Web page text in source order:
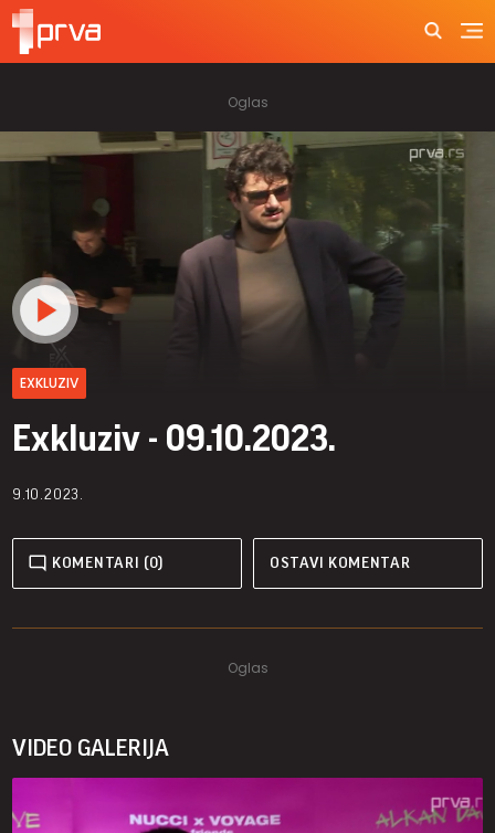
EXKLUZIV
Exkluziv - 09.10.2023.
9.10.2023.
KOMENTARI (0) OSTAVI KOMENTAR
VIDEO GALERIJA